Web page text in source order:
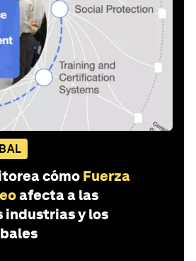
cómo Fuerza
afecta a las
industrias y los